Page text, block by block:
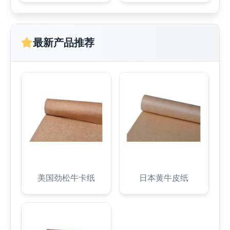
最新产品推荐
美国劲松牛卡纸 日本黄牛皮纸